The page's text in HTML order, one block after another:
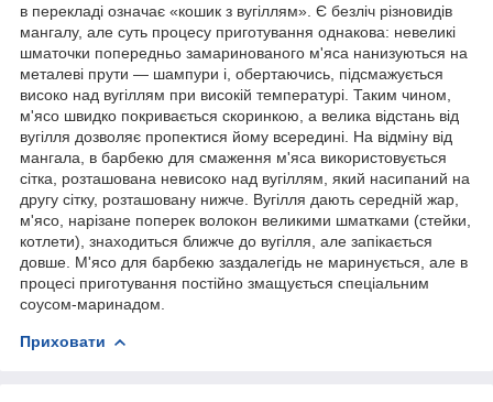
в перекладі означає «кошик з вугіллям». Є безліч різновидів
мангалу, але суть процесу приготування однакова: невеликі
шматочки попередньо замаринованого м'яса нанизуються на
металеві прути — шампури і, обертаючись, підсмажується
високо над вугіллям при високій температурі. Таким чином,
м'ясо швидко покривається скоринкою, а велика відстань від
вугілля дозволяє пропектися йому всередині. На відміну від
мангала, в барбекю для смаження м'яса використовується
сітка, розташована невисоко над вугіллям, який насипаний на
другу сітку, розташовану нижче. Вугілля дають середній жар,
м'ясо, нарізане поперек волокон великими шматками (стейки,
котлети), знаходиться ближче до вугілля, але запікається
довше. М'ясо для барбекю заздалегідь не маринується, але в
процесі приготування постійно змащується спеціальним
соусом-маринадом.
Приховати